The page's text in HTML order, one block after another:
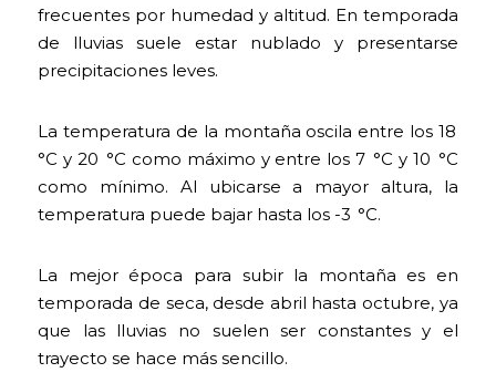
frecuentes por humedad y altitud. En temporada
de lluvias suele estar nublado y presentarse
precipitaciones leves.
La temperatura de la montaña oscila entre los 18
°C y 20 °C como máximo y entre los 7 °C y 10 °C
como mínimo. Al ubicarse a mayor altura, la
temperatura puede bajar hasta los -3 °C.
La mejor época para subir la montaña es en
temporada de seca, desde abril hasta octubre, ya
que las lluvias no suelen ser constantes y el
trayecto se hace más sencillo.